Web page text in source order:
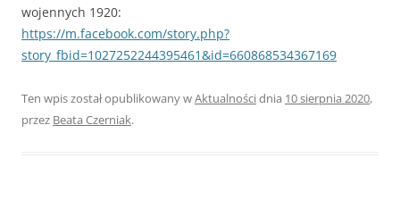
wojennych 1920:
https://m.facebook.com/story.php?
story_fbid=1027252244395461&id=660868534367169
Ten wpis został opublikowany wAktualnościdnia 10 sierpnia 2020,
przez Beata Czerniak.